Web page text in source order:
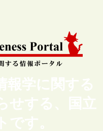
報学に関する
せする、国立
です。